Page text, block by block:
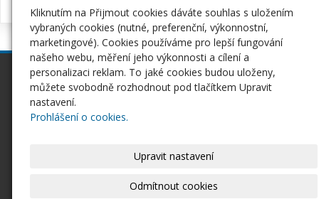
inPage
Webové stránky
Pro začátečníky
Seznámení s inPage
Webhosting
Hosting
Ostatní
Kliknutím na Přijmout cookies dáváte souhlas s uložením
vybraných cookies (nutné, preferenční, výkonnostní,
marketingové). Cookies používáme pro lepší fungování
našeho webu, měření jeho výkonnosti a cílení a
personalizaci reklam. To jaké cookies budou uloženy,
můžete svobodně rozhodnout pod tlačítkem Upravit
nastavení.
Prohlášení o cookies.
Upravit nastavení
Odmítnout cookies